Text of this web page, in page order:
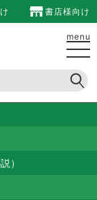
書店様向け
menu
）